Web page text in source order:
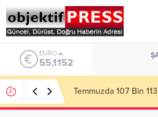
ALTIN
6.529,72
Başkan Gülpınar
İnceledi!